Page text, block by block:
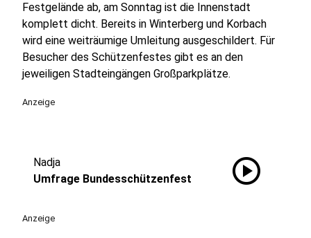
Festgelände ab, am Sonntag ist die Innenstadt
komplett dicht. Bereits in Winterberg und Korbach
wird eine weiträumige Umleitung ausgeschildert. Für
Besucher des Schützenfestes gibt es an den
jeweiligen Stadteingängen Großparkplätze.
Anzeige
Nadja
Umfrage Bundesschützenfest
play_circle
Anzeige